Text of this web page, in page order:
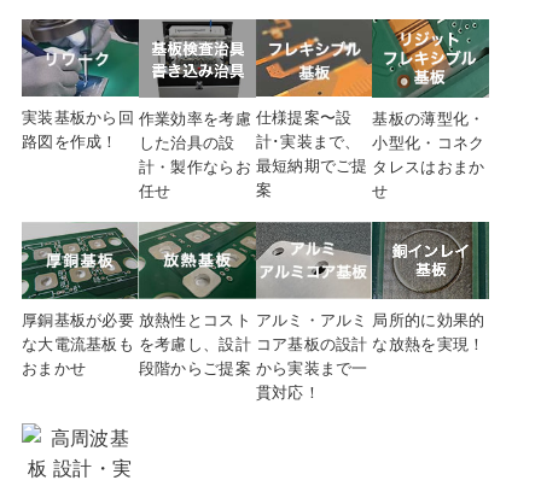
実装基板から回
路図を作成！
作業効率を考慮
した治具の設
計・製作ならお
任せ
仕様提案〜設
計･実装まで、
最短納期でご提
案
基板の薄型化・
小型化・コネク
タレスはおまか
せ
厚銅基板が必要
な大電流基板も
おまかせ
放熱性とコスト
を考慮し、設計
段階からご提案
アルミ・アルミ
コア基板の設計
から実装まで一
貫対応！
局所的に効果的
な放熱を実現！